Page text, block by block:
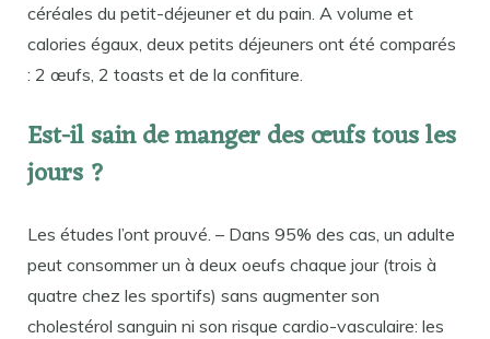
céréales du petit-déjeuner et du pain. A volume et
calories égaux, deux petits déjeuners ont été comparés
: 2 œufs, 2 toasts et de la confiture.
Est-il sain de manger des œufs tous les
jours ?
Les études l’ont prouvé. – Dans 95% des cas, un adulte
peut consommer un à deux oeufs chaque jour (trois à
quatre chez les sportifs) sans augmenter son
cholestérol sanguin ni son risque cardio-vasculaire: les